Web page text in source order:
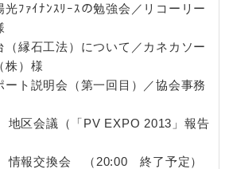
光ﾌｧｲﾅﾝｽﾘｰｽの勉強会／リコーリー
（縁石工法）について／カネカソー
株）様
ート説明会（第一回目）／協会事務
地区会議（「PV EXPO 2013」報告
情報交換会 （20:00 終了予定）